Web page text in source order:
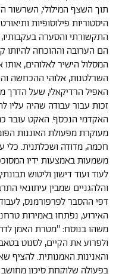
תוך השצף המילולי, השרשור
היסטוריות פילוסופיות
התקשורתי והסערה
הם הערובה וההוכחה להיותו
המסלול הישיר לאלוהים, אותו
השרלטנות, אלוהי ההכחשה
האפיל הרדיקאלי, שעל הדרך
זכות עבור עבודה שהיה עליו
האקדמי הנכסף. האקט עובר
מעוקרת מפעולת האוננות
חכמה, מדודה ושכלתנית. כלי
משמעות באמצעות ידיו
לעוד ועוד דישון וליטוש
והלהגניים שמבין עיתונאי
דפי ההסבר לפרפורמנס,
האירוע, נפתחו באמירות
משהו בנוסח: "מטרת האמן
ולפרוע את הקיים, לסנוט
והאנינות האמנותית. להציף
בפעולה שלוקחת סיכון מחושב